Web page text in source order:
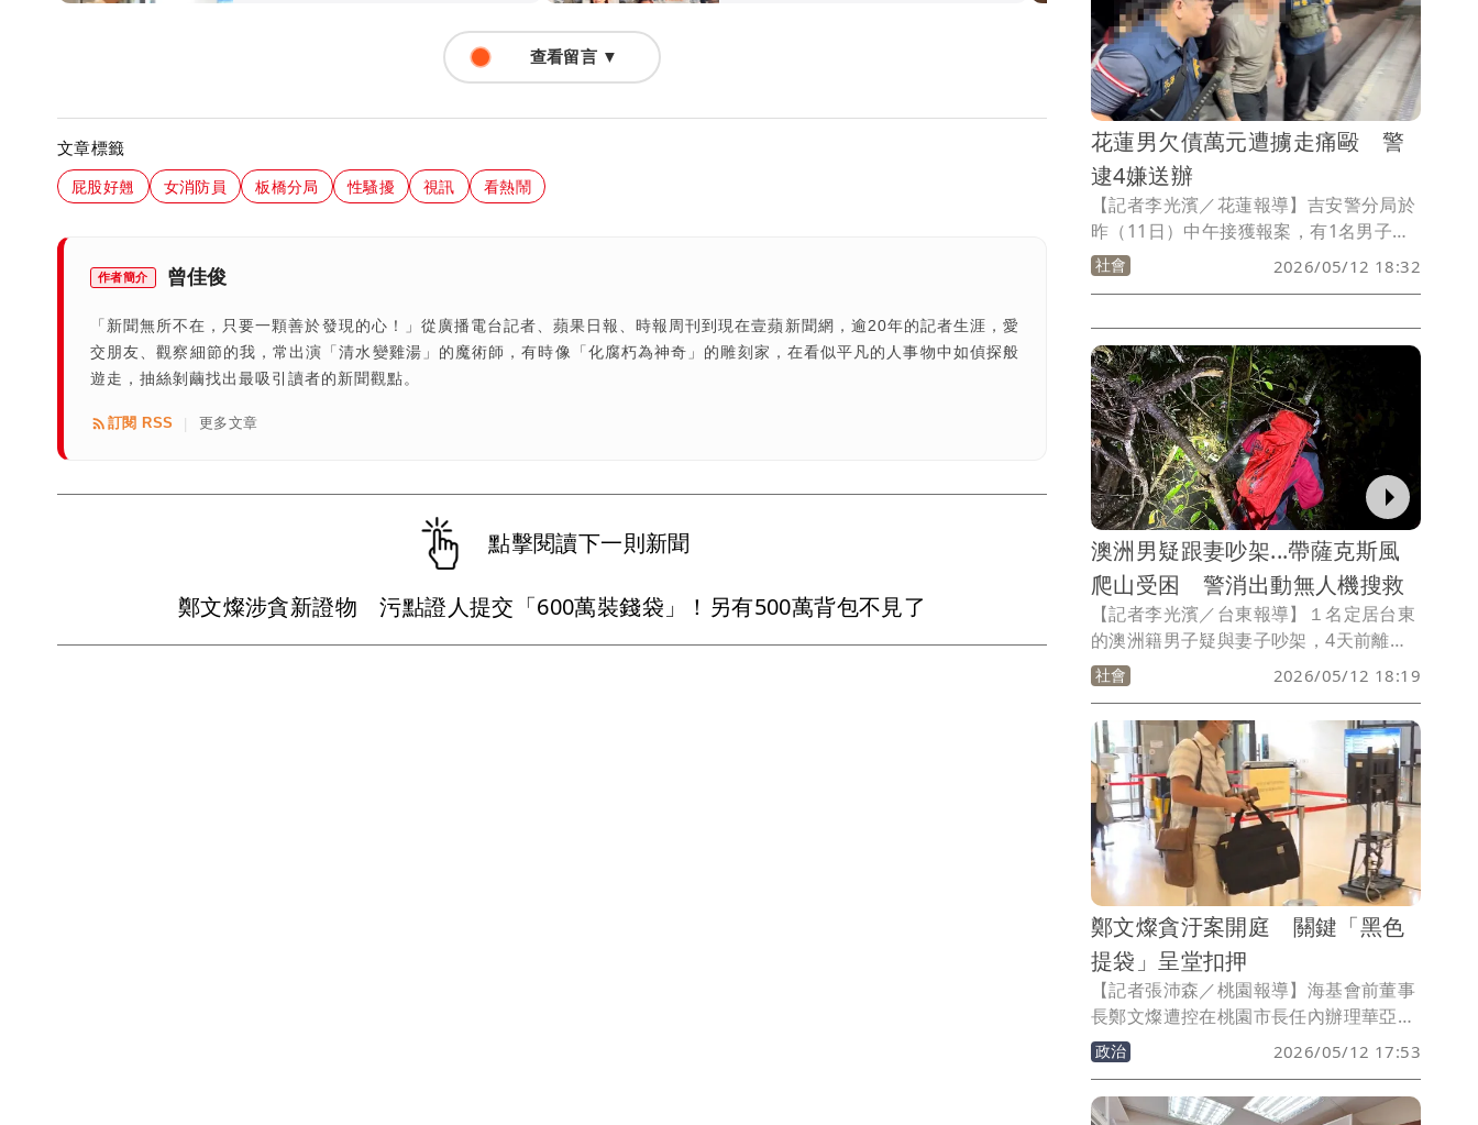
查看留言 ▼
文章標籤
屁股好翹 女消防員 板橋分局 性騷擾 視訊 看熱鬧
作者簡介 曾佳俊
「新聞無所不在，只要一顆善於發現的心！」從廣播電台記者、蘋果日報、時報周刊到現在壹蘋新聞網，逾20年的記者生涯，愛
交朋友、觀察細節的我，常出演「清水變雞湯」的魔術師，有時像「化腐朽為神奇」的雕刻家，在看似平凡的人事物中如偵探般
遊走，抽絲剝繭找出最吸引讀者的新聞觀點。
訂閱 RSS 更多文章
點擊閱讀下一則新聞
鄭文燦涉貪新證物 污點證人提交「600萬裝錢袋」！另有500萬背包不見了
花蓮男欠債萬元遭擄走痛毆 警
逮4嫌送辦
【記者李光濱／花蓮報導】吉安警分局於
昨（11日）中午接獲報案，有1名男子在
吉安鄉中原路與自強路口遭人強押上車。
警方獲報後立即成立專案小組展開追查，
人。經查雙方因新萬元債務糾紛引發衝
突，專案小組於同日晚間迅速將4名犯嫌
全數查緝到案。
社會 2026/05/12 18:32
澳洲男疑跟妻吵架...帶薩克斯風
爬山受困 警消出動無人機搜救
【記者李光濱／台東報導】１名定居台東
的澳洲籍男子疑與妻子吵架，4天前離家
並帶著心愛的薩克斯風到東海岸去爬山散
心。但因多日未返家，家人昨（11日）日
著急通報協尋，救難人員今早透過空拍機
發現，外籍男子受困在海岸山脈一處懸崖
凹洞處無法下山，正設法徒步前往救援
中。
社會 2026/05/12 18:19
鄭文燦貪汙案開庭 關鍵「黑色
提袋」呈堂扣押
【記者張沛森／桃園報導】海基會前董事
長鄭文燦遭控在桃園市長任內辦理華亞科
技園區土地擴大開發案，收受鴻展公司股
東廖俊松、廖力廷父子5百萬元賄款案，
桃園地院今天（12日）持續針對關鍵證人
政治 2026/05/12 17:53